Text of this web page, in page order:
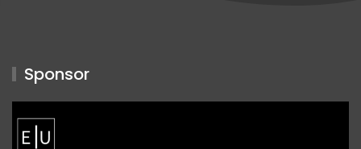
Sponsor